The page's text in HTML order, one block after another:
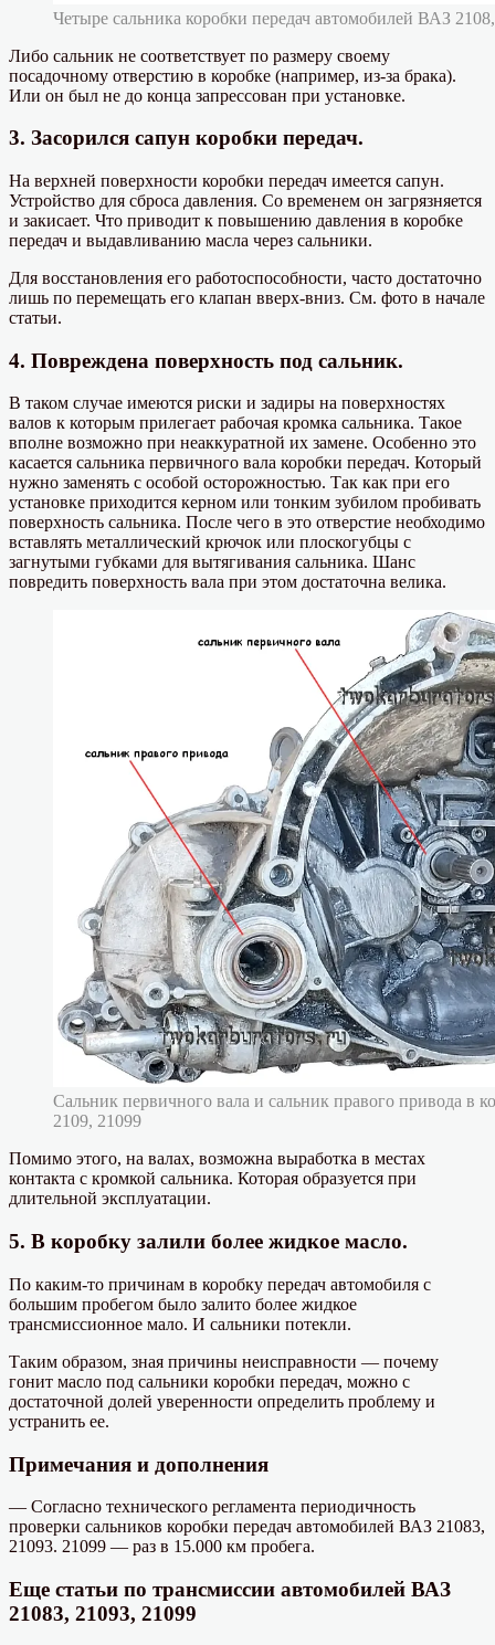
Четыре сальника коробки передач автомобилей ВАЗ
Либо сальник не соответствует по размеру своему
посадочному отверстию в коробке (например, из-за брака).
Или он был не до конца запрессован при установке.
3. Засорился сапун коробки передач.
На верхней поверхности коробки передач имеется сапун.
Устройство для сброса давления. Со временем он загрязняется
и закисает. Что приводит к повышению давления в коробке
передач и выдавливанию масла через сальники.
Для восстановления его работоспособности, часто достаточно
лишь по перемещать его клапан вверх-вниз. См. фото в начале
статьи.
4. Повреждена поверхность под сальник.
В таком случае имеются риски и задиры на поверхностях
валов к которым прилегает рабочая кромка сальника. Такое
вполне возможно при неаккуратной их замене. Особенно это
касается сальника первичного вала коробки передач. Который
нужно заменять с особой осторожностью. Так как при его
установке приходится керном или тонким зубилом пробивать
поверхность сальника. После чего в это отверстие необходимо
вставлять металлический крючок или плоскогубцы с
загнутыми губками для вытягивания сальника. Шанс
повредить поверхность вала при этом достаточна велика.
Сальник первичного вала и сальник правого привода в
2109, 21099
Помимо этого, на валах, возможна выработка в местах
контакта с кромкой сальника. Которая образуется при
длительной эксплуатации.
5. В коробку залили более жидкое масло.
По каким-то причинам в коробку передач автомобиля с
большим пробегом было залито более жидкое
трансмиссионное мало. И сальники потекли.
Таким образом, зная причины неисправности — почему
гонит масло под сальники коробки передач, можно с
достаточной долей уверенности определить проблему и
устранить ее.
Примечания и дополнения
— Согласно технического регламента периодичность
проверки сальников коробки передач автомобилей ВАЗ 21083,
21093. 21099 — раз в 15.000 км пробега.
Еще статьи по трансмиссии автомобилей ВАЗ
21083, 21093, 21099